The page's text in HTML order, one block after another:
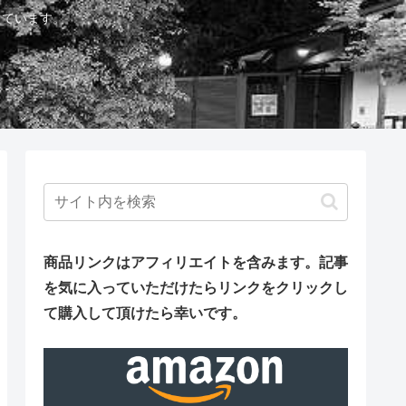
います。
商品リンクはアフィリエイトを含みます。 記事
を気に入っていただけたらリンクをクリックし
て購入して頂けたら幸いです。